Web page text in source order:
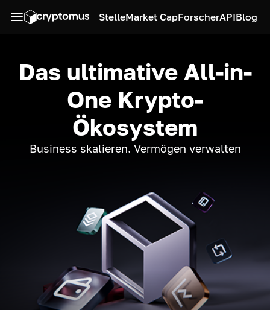
StelleMarket CapForscherAPIBlog
Das ultimative All-in-
One Krypto-
Ökosystem
Business skalieren. Vermögen verwalten